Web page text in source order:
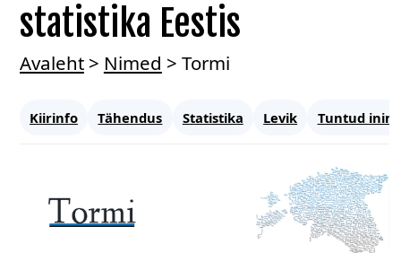
statistika Eestis
Avaleht> Nimed > Tormi
Kiirinfo Tähendus Statistika Levik Tuntud